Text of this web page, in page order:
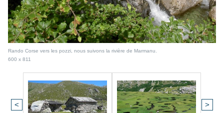
Rando Corse vers les pozzi, nous suivons la rivière de Marmanu.
600 x 811
< >